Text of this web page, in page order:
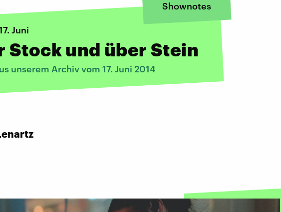
Shownotes
Juni
Stock und über Stein
unserem Archiv vom 17. Juni 2014